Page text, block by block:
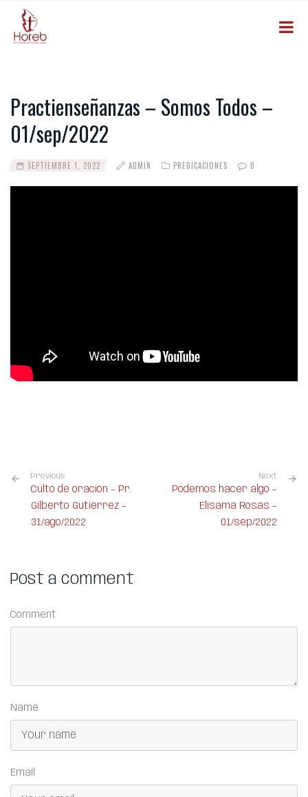
Practienseñanzas – Somos Todos –
01/sep/2022
SEPTIEMBRE 1, 2022 ADMIN PREDICACIONES 0
Previous
Culto de oración – Pr.
Gilberto Gutiérrez –
31/ago/2022
Next
Podemos hacer algo –
Elisama Rosas –
01/sep/2022
Post a comment
Comment
Name
Email